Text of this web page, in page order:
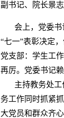
副书记、院长景志
会上，党委
“七一”表彰决定
党支部：学生工
再厉。党委书记
主持教务处
务工作同时抓紧
大党员和群众齐